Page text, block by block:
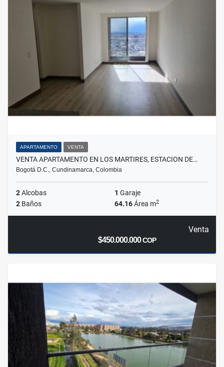
APARTAMENTO VENTA
VENTA APARTAMENTO EN LOS MARTIRES, ESTACION DE…
Bogotá D.C., Cundinamarca, Colombia
2Alcobas 1 Garaje
2 Baños 64.16Área m2
Venta
$450.000.000COP